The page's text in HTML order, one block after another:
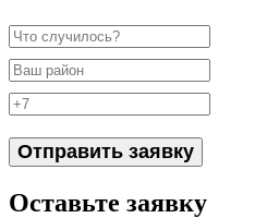
Отправить заявку
Оставьте заявку